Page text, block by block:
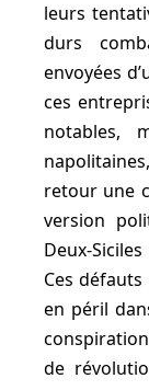
leurs
durs
envoyées
ces
notables,
retour une
version
Deux-
Ces
en péril
de